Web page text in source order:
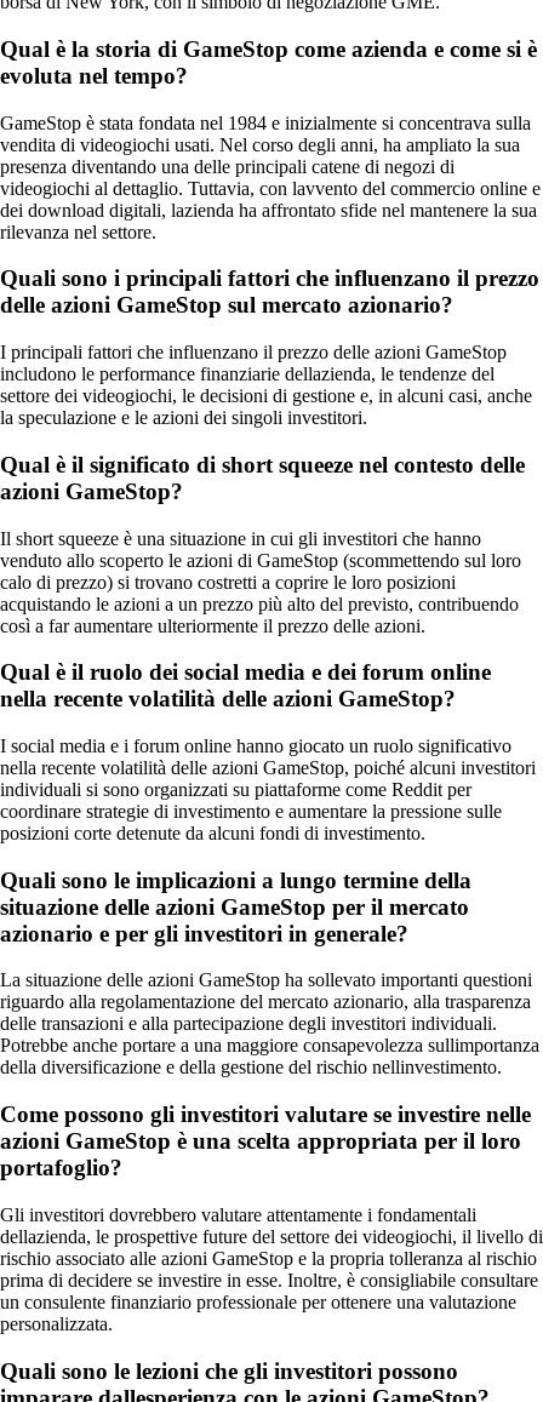
Qual è la storia di GameStop come azienda e come si è
evoluta nel tempo?
GameStop è stata fondata nel 1984 e inizialmente si concentrava sulla
vendita di videogiochi usati. Nel corso degli anni, ha ampliato la sua
presenza diventando una delle principali catene di negozi di
videogiochi al dettaglio. Tuttavia, con lavvento del commercio online e
dei download digitali, lazienda ha affrontato sfide nel mantenere la sua
rilevanza nel settore.
Quali sono i principali fattori che influenzano il prezzo
delle azioni GameStop sul mercato azionario?
I principali fattori che influenzano il prezzo delle azioni GameStop
includono le performance finanziarie dellazienda, le tendenze del
settore dei videogiochi, le decisioni di gestione e, in alcuni casi, anche
la speculazione e le azioni dei singoli investitori.
Qual è il significato di short squeeze nel contesto delle
azioni GameStop?
Il short squeeze è una situazione in cui gli investitori che hanno
venduto allo scoperto le azioni di GameStop (scommettendo sul loro
calo di prezzo) si trovano costretti a coprire le loro posizioni
acquistando le azioni a un prezzo più alto del previsto, contribuendo
così a far aumentare ulteriormente il prezzo delle azioni.
Qual è il ruolo dei social media e dei forum online
nella recente volatilità delle azioni GameStop?
I social media e i forum online hanno giocato un ruolo significativo
nella recente volatilità delle azioni GameStop, poiché alcuni investitori
individuali si sono organizzati su piattaforme come Reddit per
coordinare strategie di investimento e aumentare la pressione sulle
posizioni corte detenute da alcuni fondi di investimento.
Quali sono le implicazioni a lungo termine della
situazione delle azioni GameStop per il mercato
azionario e per gli investitori in generale?
La situazione delle azioni GameStop ha sollevato importanti questioni
riguardo alla regolamentazione del mercato azionario, alla trasparenza
delle transazioni e alla partecipazione degli investitori individuali.
Potrebbe anche portare a una maggiore consapevolezza sullimportanza
della diversificazione e della gestione del rischio nellinvestimento.
Come possono gli investitori valutare se investire nelle
azioni GameStop è una scelta appropriata per il loro
portafoglio?
Gli investitori dovrebbero valutare attentamente i fondamentali
dellazienda, le prospettive future del settore dei videogiochi, il livello di
rischio associato alle azioni GameStop e la propria tolleranza al rischio
prima di decidere se investire in esse. Inoltre, è consigliabile consultare
un consulente finanziario professionale per ottenere una valutazione
personalizzata.
Quali sono le lezioni che gli investitori possono